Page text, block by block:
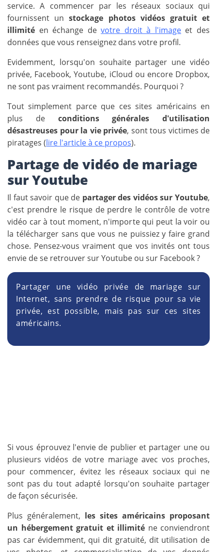
service. A commencer par les réseaux sociaux qui
fournissent unstockage photos vidéos gratuit et
illimité en échange devotre droit à l'imageet des
données que vous renseignez dans votre profil.
Evidemment, lorsqu'on souhaite partager une vidéo
privée, Facebook, Youtube, iCloud ou encore Dropbox,
ne sont pas vraiment recommandés. Pourquoi ?
Tout simplement parce que ces sites américains en
plus de conditions générales d'utilisation
désastreuses pour la vie privée, sont tous victimes de
piratages (lire l'article à ce propos).
Partage de vidéo de mariage
sur Youtube
Il faut savoir que de partager des vidéos sur Youtube,
c'est prendre le risque de perdre le contrôle de votre
vidéo car à tout moment, n'importe qui peut la voir ou
la télécharger sans que vous ne puissiez y faire grand
chose. Pensez-vous vraiment que vos invités ont tous
envie de se retrouver sur Youtube ou sur Facebook ?
Partager une vidéo privée de mariage sur
Internet, sans prendre de risque pour sa vie
privée, est possible, mais pas sur ces sites
américains.
Si vous éprouvez l'envie de publier et partager une ou
plusieurs vidéos de votre mariage avec vos proches,
pour commencer, évitez les réseaux sociaux qui ne
sont pas du tout adapté lorsqu'on souhaite partager
de façon sécurisée.
Plus généralement, les sites américains proposant
un hébergement gratuit et illimité ne conviendront
pas car évidemment, qui dit gratuité, dit utilisation de